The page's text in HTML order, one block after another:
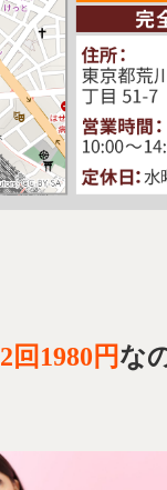
2回1980円な